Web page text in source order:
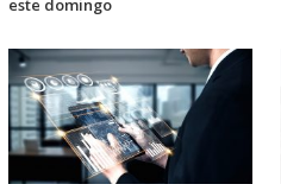
este domingo